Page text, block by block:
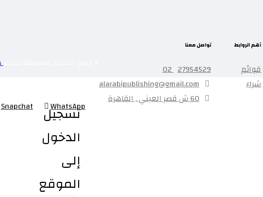
أهم الروابط
قوائم
شراء
تواصل معنا
27954529 02
alarabipublishing@gmail.com
60 ش قصر العيني , القاهرة
© جميع الحقوق محفوظة لشركهComma Creative Solutions
Snapchat WhatsApp
تسجيل
الدخول
إلى
الموقع